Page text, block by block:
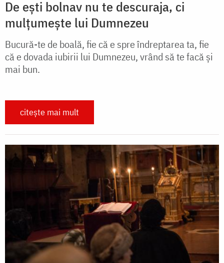
De ești bolnav nu te descuraja, ci
mulțumește lui Dumnezeu
Bucură-te de boală, fie că e spre îndreptarea ta, fie
că e dovada iubirii lui Dumnezeu, vrând să te facă și
mai bun.
citește mai mult